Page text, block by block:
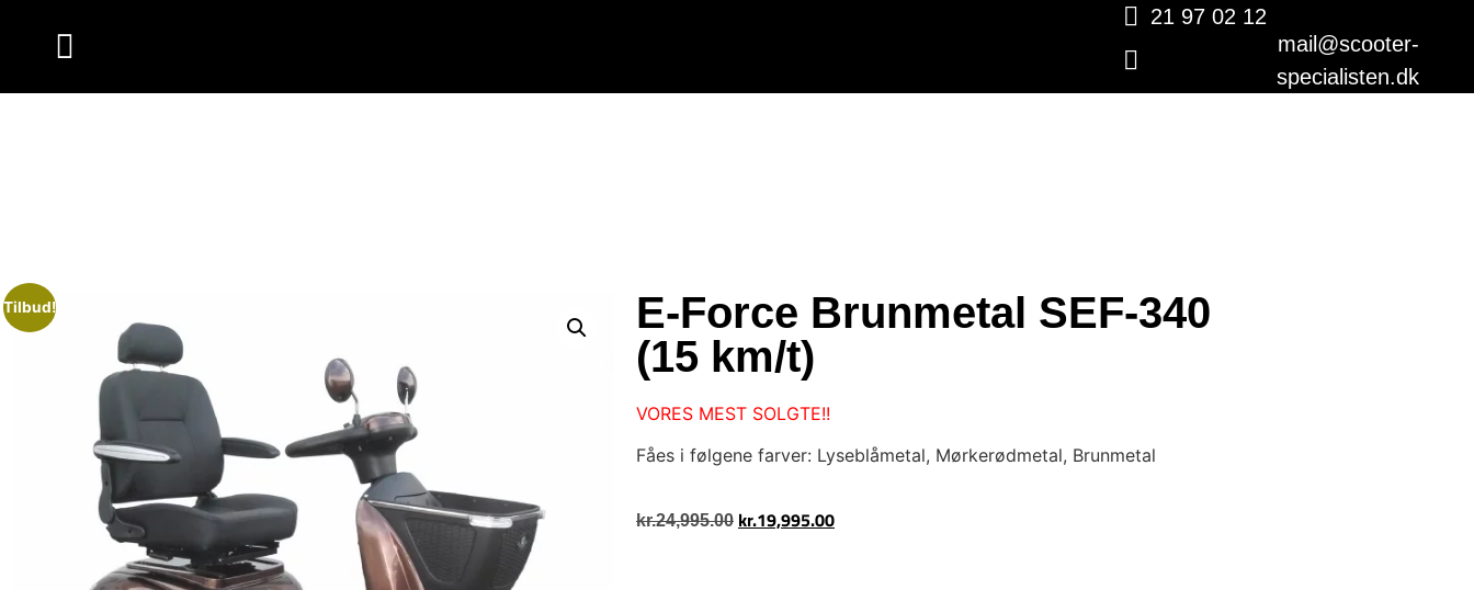
21 97 02 12
mail@scooter-
specialisten.dk
Tilbud!
E-Force Brunmetal SEF-340
(15 km/t)
VORES MEST SOLGTE!!
Fåes i følgene farver: Lyseblåmetal, Mørkerødmetal, Brunmetal
kr.24,995.00 kr.19,995.00